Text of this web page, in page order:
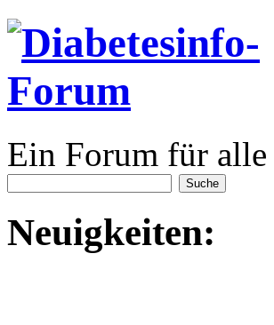
Ein Forum für
Neuigkeiten: